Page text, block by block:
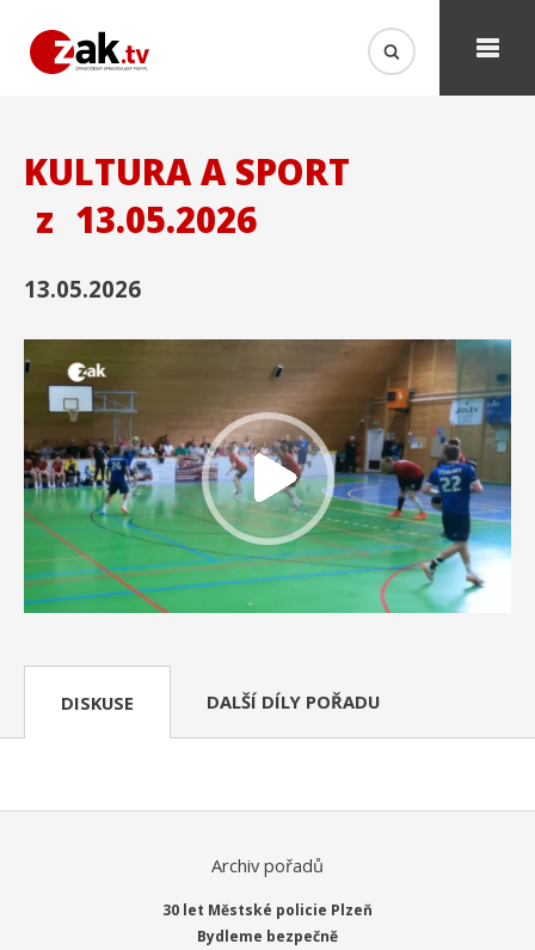
KULTURA A SPORT
z 13.05.2026
13.05.2026
DISKUSE DALŠÍ DÍLY POŘADU
Archiv pořadů
30 let Městské policie Plzeň
Bydleme bezpečně